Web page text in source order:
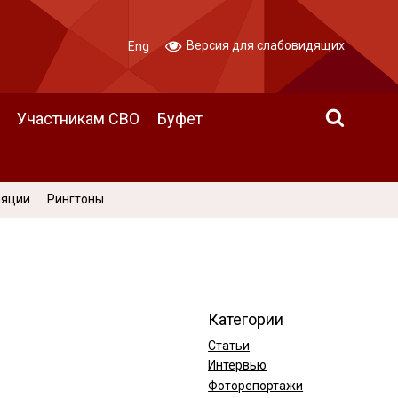
Участникам СВО
Буфет
Eng Версия для слабовидящих
Рингтоны
Категории
Статьи
Интервью
Фоторепортажи